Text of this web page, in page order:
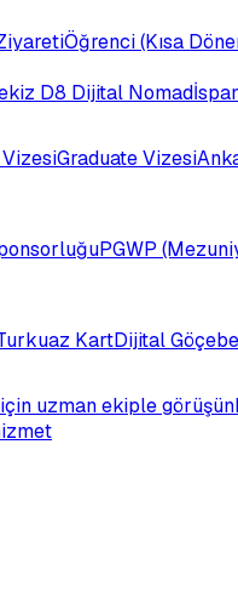
Öğrenci (Kısa
D8 Dijital Nomad
Graduate Vizesi
PGWP
KartDijital
uzman ekiple görüşün